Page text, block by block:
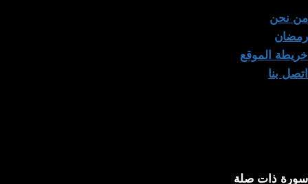
من نحن
رمضان
خريطة الموقع
اتصل بنا
سورة ذات صلة